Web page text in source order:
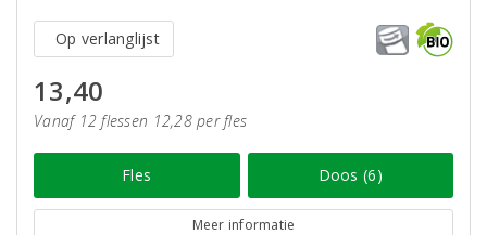
Op verlanglijst
13,40
Vanaf 12 flessen 12,28 per fles
Fles Doos (6)
Meer informatie